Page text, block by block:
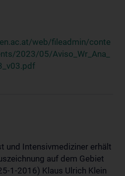
web/fileadmin/conte
2023/05/Aviso_Wr_Ana_
und Intensivmediziner erhält
auf dem Gebiet
1-2016) Klaus Ulrich Klein